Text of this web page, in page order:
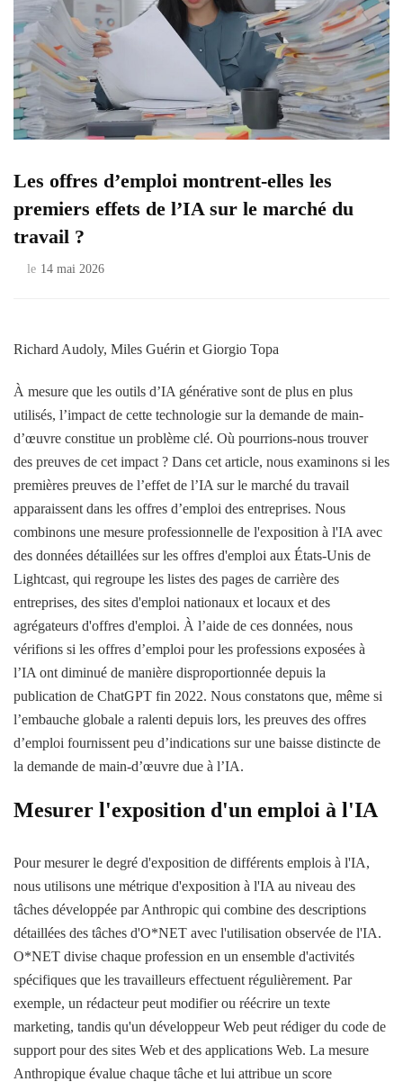
Les offres d’emploi montrent-elles les
premiers effets de l’IA sur le marché du
travail ?
le 14 mai 2026
Richard Audoly, Miles Guérin et Giorgio Topa
À mesure que les outils d’IA générative sont de plus en plus
utilisés, l’impact de cette technologie sur la demande de main-
d’œuvre constitue un problème clé. Où pourrions-nous trouver
des preuves de cet impact ? Dans cet article, nous examinons si les
premières preuves de l’effet de l’IA sur le marché du travail
apparaissent dans les offres d’emploi des entreprises. Nous
combinons une mesure professionnelle de l'exposition à l'IA avec
des données détaillées sur les offres d'emploi aux États-Unis de
Lightcast, qui regroupe les listes des pages de carrière des
entreprises, des sites d'emploi nationaux et locaux et des
agrégateurs d'offres d'emploi. À l’aide de ces données, nous
vérifions si les offres d’emploi pour les professions exposées à
l’IA ont diminué de manière disproportionnée depuis la
publication de ChatGPT fin 2022. Nous constatons que, même si
l’embauche globale a ralenti depuis lors, les preuves des offres
d’emploi fournissent peu d’indications sur une baisse distincte de
la demande de main-d’œuvre due à l’IA.
Mesurer l'exposition d'un emploi à l'IA
Pour mesurer le degré d'exposition de différents emplois à l'IA,
nous utilisons une métrique d'exposition à l'IA au niveau des
tâches développée par Anthropic qui combine des descriptions
détaillées des tâches d'O*NET avec l'utilisation observée de l'IA.
O*NET divise chaque profession en un ensemble d'activités
spécifiques que les travailleurs effectuent régulièrement. Par
exemple, un rédacteur peut modifier ou réécrire un texte
marketing, tandis qu'un développeur Web peut rédiger du code de
support pour des sites Web et des applications Web. La mesure
Anthropique évalue chaque tâche et lui attribue un score